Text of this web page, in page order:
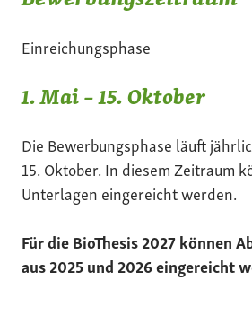
Einreichungsphase
1. Mai – 15. Oktober
Die Bewerbungsphase läuft
15. Oktober. In diesem Zeitraum
Unterlagen eingereicht werden.
Für die BioThesis 2027 können
aus 2025 und 2026 eingereicht